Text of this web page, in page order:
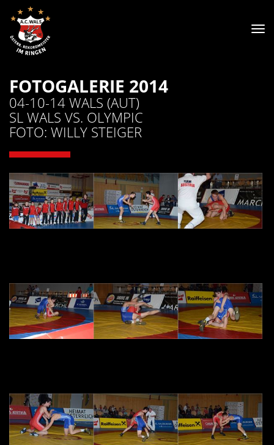
FOTOGALERIE 2014
04-10-14 WALS (AUT)
SL WALS VS. OLYMPIC
FOTO: WILLY STEIGER